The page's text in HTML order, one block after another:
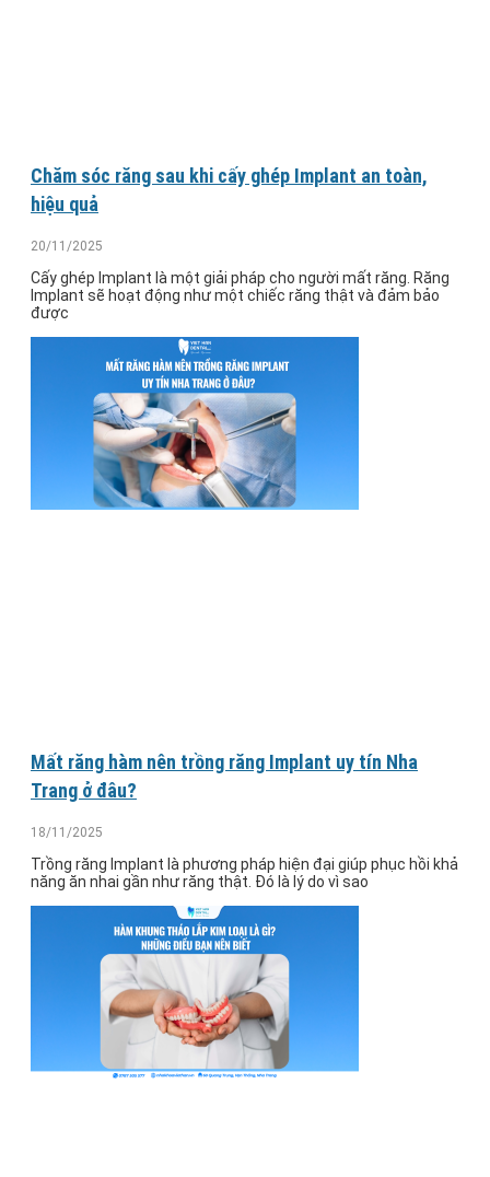
Chăm sóc răng sau khi cấy ghép Implant an toàn,
hiệu quả
20/11/2025
Cấy ghép Implant là một giải pháp cho người mất răng. Răng
Implant sẽ hoạt động như một chiếc răng thật và đảm bảo
được
Mất răng hàm nên trồng răng Implant uy tín Nha
Trang ở đâu?
18/11/2025
Trồng răng Implant là phương pháp hiện đại giúp phục hồi khả
năng ăn nhai gần như răng thật. Đó là lý do vì sao